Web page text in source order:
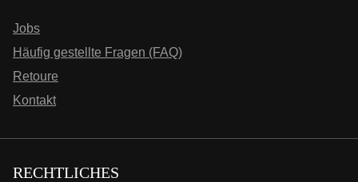
Jobs
Häufig gestellte Fragen (FAQ)
Retoure
Kontakt
RECHTLICHES